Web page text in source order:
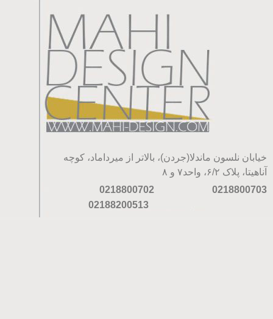
خیابان نلسون ماندلا(جردن)، بالاتر از میرداماد، کوچه
آناهیتا، پلاک ۶/۲، واحد۷ و ۸
0218800703
0218800702
02188200513